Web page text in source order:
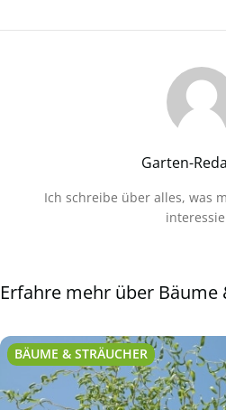
Garten-
Ich schreibe über alles, was
Erfahre mehr über Bäume
BÄUME & STRÄUCHER